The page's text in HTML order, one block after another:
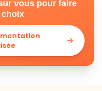
vous pour faire